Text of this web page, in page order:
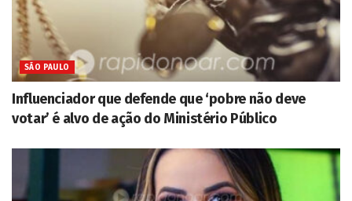
SÃO PAULO
Influenciador que defende que ‘pobre não deve
votar’ é alvo de ação do Ministério Público